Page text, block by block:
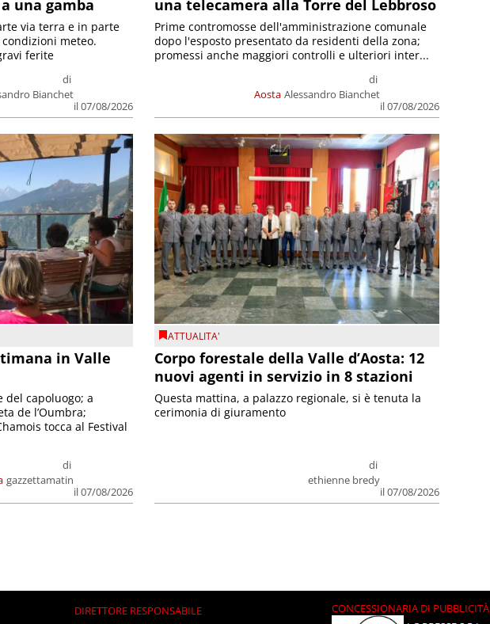
una gamba
di
Bianchet
il 07/08/2026
via terra e in parte
meteo.
ferite
una telecamera alla Torre del Lebbroso
Aosta
di
Alessandro Bianchet
il 07/08/2026
Prime contromosse dell'amministrazione comunale
dopo l'esposto presentato da residenti della zona;
promessi anche maggiori controlli e ulteriori inter...
in Valle
di
gazzettamatin
il 07/08/2026
del capoluogo; a
de l’Oumbra;
tocca al Festival
ATTUALITA'
Corpo forestale della Valle d’Aosta: 12
nuovi agenti in servizio in 8 stazioni
di
ethienne bredy
il 07/08/2026
Questa mattina, a palazzo regionale, si è tenuta la
cerimonia di giuramento
DIRETTORE RESPONSABILE
CONCESSIONARIA DI PUBBLICITÀ